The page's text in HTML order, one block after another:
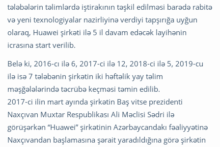
tələbələrin təlimlərdə iştirakının təşkil edilməsi barədə rabitə
və yeni texnologiyalar nazirliyinə verdiyi tapşırığa uyğun
olaraq, Huawei şirkəti ilə 5 il davam edəcək layihənin
icrasına start verilib.
Belə ki, 2016-cı ilə 6, 2017-ci ilə 12, 2018-ci ilə 5, 2019-cu
ilə isə 7 tələbənin şirkətin iki həftəlik yay təlim
məşğələlərində təcrübə keçməsi təmin edilib.
2017-ci ilin mart ayında şirkətin Baş vitse prezidenti
Naxçıvan Muxtar Respublikası Ali Məclisi Sədri ilə
görüşərkən “Huawei” şirkətinin Azərbaycandakı fəaliyyətinə
Naxçıvandan başlamasına şərait yaradıldığına görə şirkətin